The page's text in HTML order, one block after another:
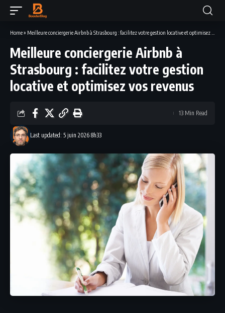
Home» Meilleure conciergerie Airbnb à Strasbourg : facilitez votre gestion locative et optimisez vos revenus
Meilleure conciergerie Airbnb à
Strasbourg : facilitez votre gestion
locative et optimisez vos revenus
Last updated: 5 juin 2026 8h33
13 Min Read